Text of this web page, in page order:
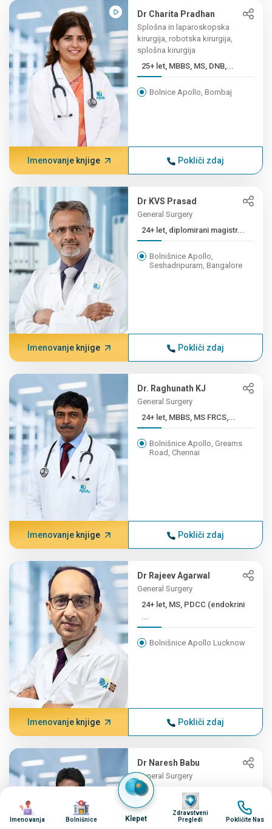
Dr Charita Pradhan
Splošna in laparoskopska
kirurgija, robotska kirurgija,
splošna kirurgija
25+ let, MBBS, MS, DNB,...
Bolnice Apollo, Bombaj
Imenovanje knjige Pokliči zdaj
Dr KVS Prasad
General Surgery
24+ let, diplomirani magistr...
Bolnišnice Apollo,
Seshadripuram, Bangalore
Imenovanje knjige Pokliči zdaj
Dr. Raghunath KJ
General Surgery
24+ let, MBBS, MS FRCS,...
Bolnišnice Apollo, Greams
Road, Chennai
Imenovanje knjige Pokliči zdaj
Dr Rajeev Agarwal
General Surgery
24+ let, MS, PDCC (endokrini
...
Bolnišnice Apollo Lucknow
Imenovanje knjige Pokliči zdaj
Dr Naresh Babu
General Surgery
24+ let, MBBS, MS
(KIRURGIJA...
Image
Imenovanja
Image
Bolnišnice Klepet
Image
Zdravstveni
Pregledi
Image
Pokličite Nas